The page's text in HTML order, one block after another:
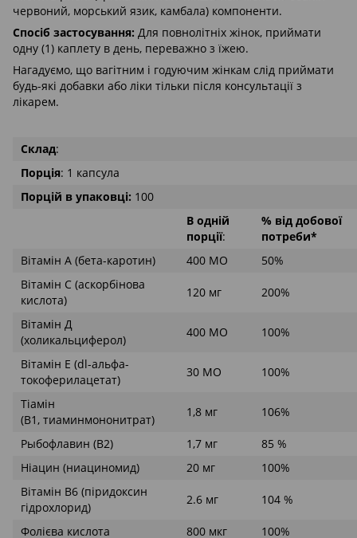
червоний, морський язик, камбала) компоненти.
Спосіб застосування: Для повнолітніх жінок, приймати
одну (1) каплету в день, переважно з їжею.
Нагадуємо, що вагітним і годуючим жінкам слід приймати
будь-які добавки або ліки тільки після консультації з
лікарем.
Склад:
Порція: 1 капсула
Порцій в упаковці: 100
В одній
порції:
% від добової
потреби*
Вітамін А (бета-каротин)
400 МО
50%
Вітамін С (аскорбінова
кислота)
120 мг 200%
Вітамін Д
(холикальциферол)
400 МО 100%
Вітамін Е (dl-альфа-
токоферилацетат)
30 МО 100%
Тіамін
(В1, тиаминмононитрат)
1,8 мг 106%
Рыбофлавин (В2) 1,7 мг
85 %
Ніацин (ниациномид)
20 мг
100%
Вітамін В6 (піридоксин
гідрохлорид)
2.6 мг 104 %
Фолієва кислота 800 мкг 100%